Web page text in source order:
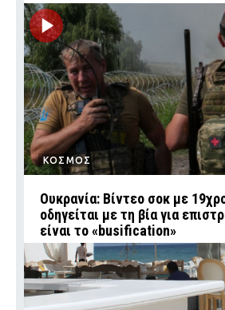
ΚΟΣΜΟΣ
Ουκρανία: Βίντεο σοκ με
οδηγείται με τη βία για
είναι το «busification»